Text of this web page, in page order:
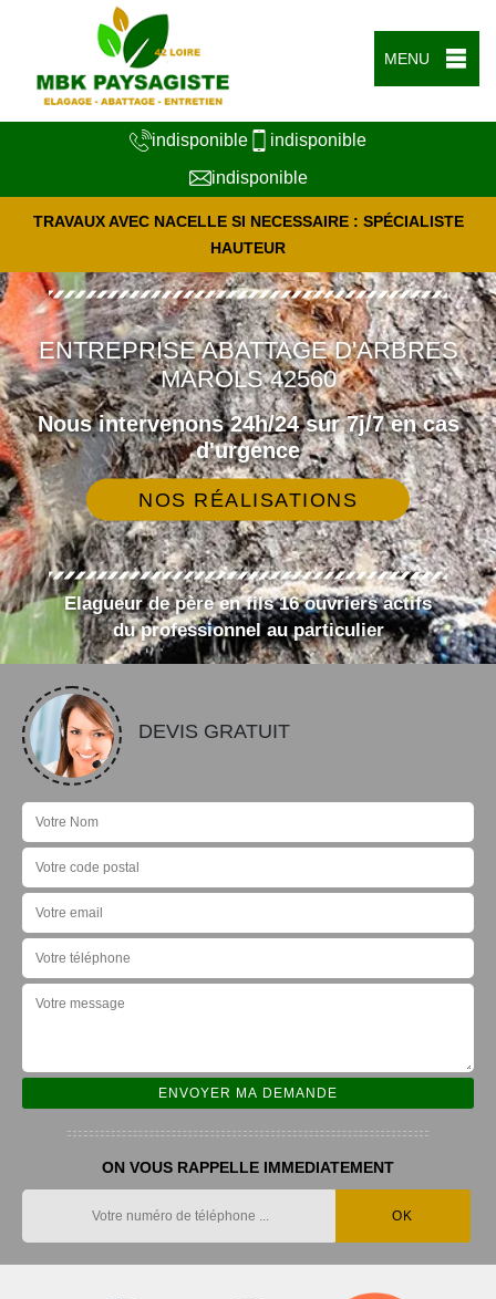
MENU
indisponible
indisponible
indisponible
TRAVAUX AVEC NACELLE SI NECESSAIRE : SPÉCIALISTE
HAUTEUR
ENTREPRISE ABATTAGE D'ARBRES
MAROLS 42560
Nous intervenons 24h/24 sur 7j/7 en cas
d'urgence
NOS RÉALISATIONS
Elagueur de père en fils 16 ouvriers actifs
du professionnel au particulier
DEVIS GRATUIT
ON VOUS RAPPELLE IMMEDIATEMENT